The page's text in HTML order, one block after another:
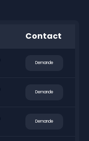
Contact
Demande
Demande
Demande